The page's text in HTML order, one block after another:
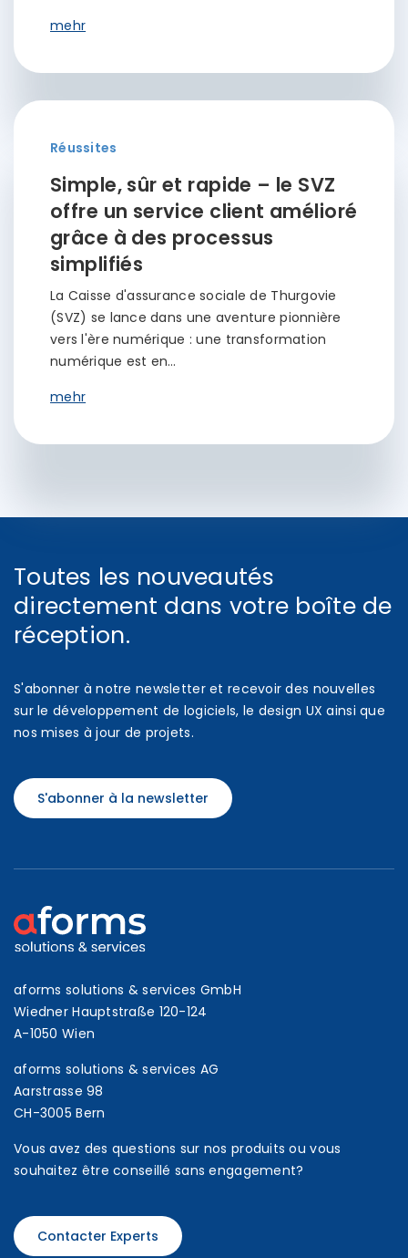
mehr
Réussites
Simple, sûr et rapide – le SVZ
offre un service client amélioré
grâce à des processus
simplifiés
La Caisse d'assurance sociale de Thurgovie
(SVZ) se lance dans une aventure pionnière
vers l'ère numérique : une transformation
numérique est en…
mehr
Toutes les nouveautés
directement dans votre boîte de
réception.
S'abonner à notre newsletter et recevoir des nouvelles
sur le développement de logiciels, le design UX ainsi que
nos mises à jour de projets.
S'abonner à la newsletter
aforms solutions & services GmbH
Wiedner Hauptstraße 120-124
A-1050 Wien
aforms solutions & services AG
Aarstrasse 98
CH-3005 Bern
Vous avez des questions sur nos produits ou vous
souhaitez être conseillé sans engagement?
Contacter Experts